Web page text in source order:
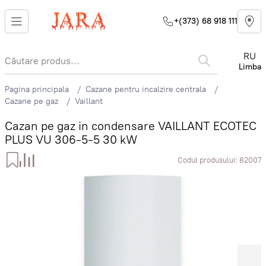
+(373) 68 918 111
RU
Limba
Pagina principala
Cazane pentru incalzire centrala
Cazane pe gaz
Vaillant
Cazan pe gaz in condensare VAILLANT ECOTEC
PLUS VU 306-5-5 30 kW
Codul produsului: 82007